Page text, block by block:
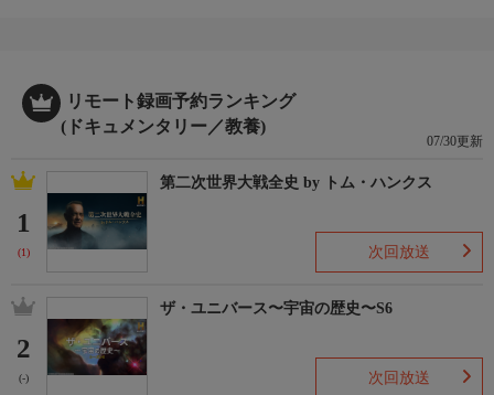
リモート録画予約ランキング
(ドキュメンタリー／教養)
07/30更新
1
(1)
第二次世界大戦全史 by トム・ハンクス
次回放送
2
(-)
ザ・ユニバース〜宇宙の歴史〜S6
次回放送